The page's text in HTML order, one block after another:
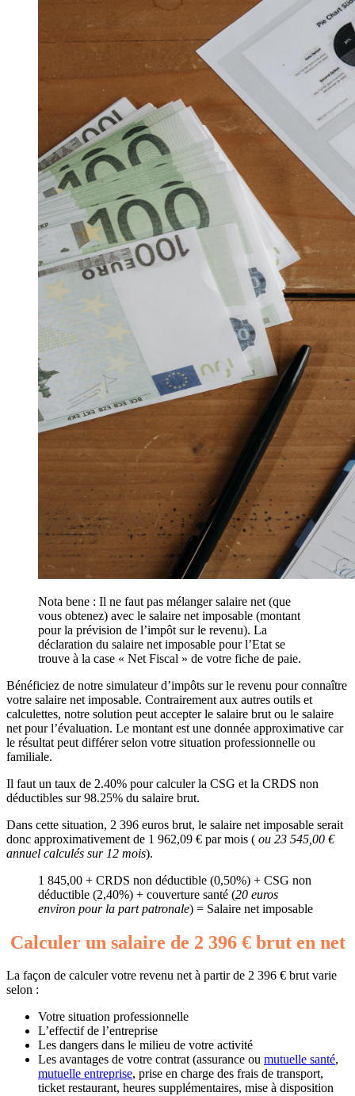
Nota bene : Il ne faut pas mélanger salaire net (que
vous obtenez) avec le salaire net imposable (montant
pour la prévision de l’impôt sur le revenu). La
déclaration du salaire net imposable pour l’Etat se
trouve à la case « Net Fiscal » de votre fiche de paie.
Bénéficiez de notre simulateur d’impôts sur le revenu pour connaître
votre salaire net imposable. Contrairement aux autres outils et
calculettes, notre solution peut accepter le salaire brut ou le salaire
net pour l’évaluation. Le montant est une donnée approximative car
le résultat peut différer selon votre situation professionnelle ou
familiale.
Il faut un taux de 2.40% pour calculer la CSG et la CRDS non
déductibles sur 98.25% du salaire brut.
Dans cette situation, 2 396 euros brut, le salaire net imposable serait
donc approximativement de 1 962,09 € par mois ( ou 23 545,00 €
annuel calculés sur 12 mois).
1 845,00 + CRDS non déductible (0,50%) + CSG non
déductible (2,40%) + couverture santé (20 euros
environ pour la part patronale) = Salaire net imposable
Calculer un salaire de 2 396 € brut en net
La façon de calculer votre revenu net à partir de 2 396 € brut varie
selon :
Votre situation professionnelle
L’effectif de l’entreprise
Les dangers dans le milieu de votre activité
Les avantages de votre contrat (assurance ou mutuelle santé,
mutuelle entreprise, prise en charge des frais de transport,
ticket restaurant, heures supplémentaires, mise à disposition